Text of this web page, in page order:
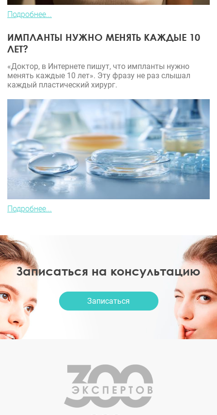
Подробнее...
ИМПЛАНТЫ НУЖНО МЕНЯТЬ КАЖДЫЕ 10
ЛЕТ?
«Доктор, в Интернете пишут, что импланты нужно
менять каждые 10 лет». Эту фразу не раз слышал
каждый пластический хирург.
Подробнее...
Записаться на консультацию
Записаться